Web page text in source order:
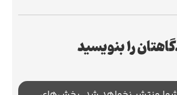
را بنویسید